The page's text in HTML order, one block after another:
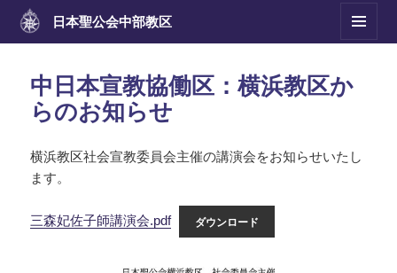
日本聖公会中部教区
メニュ
ィジェ
ット
中日本宣教協働区：横浜教区か
らのお知らせ
横浜教区社会宣教委員会主催の講演会をお知らせいたし
ます。
三森妃佐子師講演会.pdf ダウンロード